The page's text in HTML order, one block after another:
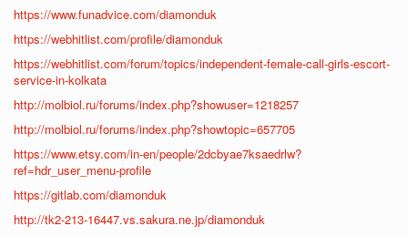
https://www.funadvice.com/diamonduk
https://webhitlist.com/profile/diamonduk
https://webhitlist.com/forum/topics/independent-female-call-girls-escort-
service-in-kolkata
http://molbiol.ru/forums/index.php?showuser=1218257
http://molbiol.ru/forums/index.php?showtopic=657705
https://www.etsy.com/in-en/people/2dcbyae7ksaedrlw?
ref=hdr_user_menu-profile
https://gitlab.com/diamonduk
http://tk2-213-16447.vs.sakura.ne.jp/diamonduk